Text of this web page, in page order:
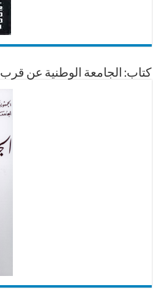
كتاب: الجامعة الوطنية عن قرب